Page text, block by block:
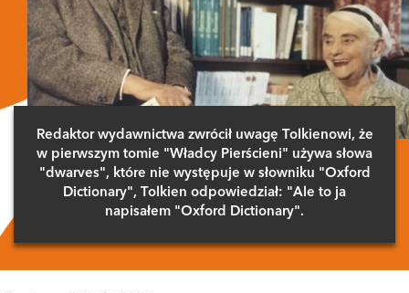
Redaktor wydawnictwa zwrócił uwagę Tolkienowi, że
w pierwszym tomie "Władcy Pierścieni" używa słowa
"dwarves", które nie występuje w słowniku "Oxford
Dictionary", Tolkien odpowiedział: "Ale to ja
napisałem "Oxford Dictionary".